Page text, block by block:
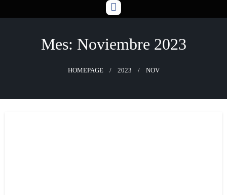
to
Mes: Noviembre 2023
HOMEPAGE 2023 NOV